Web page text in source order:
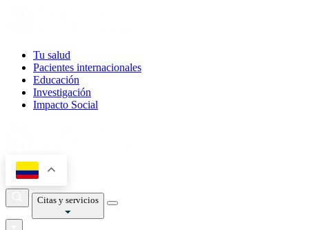
Tu salud
Pacientes internacionales
Educación
Investigación
Impacto Social
Citas y servicios